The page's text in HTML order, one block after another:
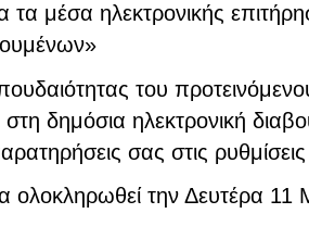
τα μέσα ηλεκτρονικής
του
δημόσια ηλεκτρονική
σας στις
ολοκληρωθεί την Δευτέρα 11